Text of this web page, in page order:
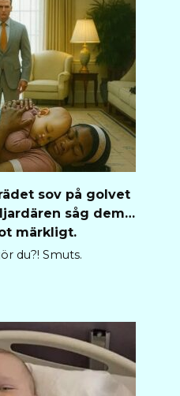
sov på golvet
såg dem…
märkligt.
du?! Smuts.